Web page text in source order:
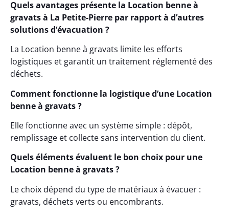
Quels avantages présente la Location benne à
gravats à La Petite-Pierre par rapport à d’autres
solutions d’évacuation ?
La Location benne à gravats limite les efforts
logistiques et garantit un traitement réglementé des
déchets.
Comment fonctionne la logistique d’une Location
benne à gravats ?
Elle fonctionne avec un système simple : dépôt,
remplissage et collecte sans intervention du client.
Quels éléments évaluent le bon choix pour une
Location benne à gravats ?
Le choix dépend du type de matériaux à évacuer :
gravats, déchets verts ou encombrants.